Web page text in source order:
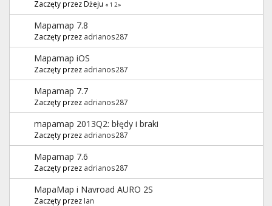
Zaczęty przez Dżeju « 1 2»
Mapamap 7.8
Zaczęty przez adrianos287
Mapamap iOS
Zaczęty przez adrianos287
Mapamap 7.7
Zaczęty przez adrianos287
mapamap 2013Q2: błędy i braki
Zaczęty przez adrianos287
Mapamap 7.6
Zaczęty przez adrianos287
MapaMap i Navroad AURO 2S
Zaczęty przez Ian